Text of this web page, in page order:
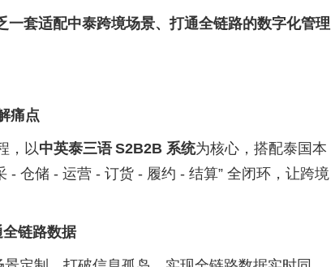
一套适配中泰跨境场景、打通全链路的数字化管理
痛点
，以中英泰三语 S2B2B 系统为核心，搭配泰国本
- 仓储 - 运营 - 订货 - 履约 - 结算” 全闭环，让跨境
链路数据